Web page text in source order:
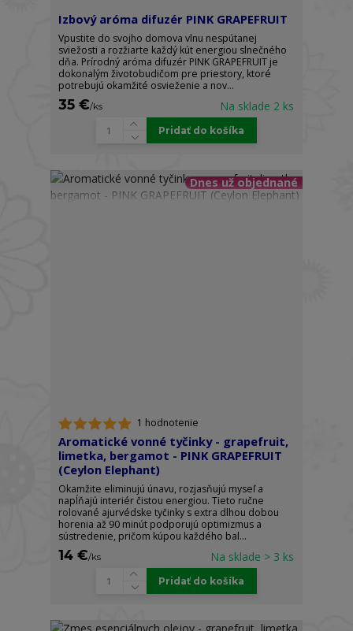
Izbový aróma difuzér PINK GRAPEFRUIT
Vpustite do svojho domova vlnu nespútanej
sviežosti a rozžiarte každý kút energiou slnečného
dňa. Prírodný aróma difuzér PINK GRAPEFRUIT je
dokonalým životobudičom pre priestory, ktoré
potrebujú okamžité osvieženie a nov...
35 €/ks Na sklade 2 ks
Pridať do košíka
Dnes už objednané
1 hodnotenie
Aromatické vonné tyčinky - grapefruit,
limetka, bergamot - PINK GRAPEFRUIT
(Ceylon Elephant)
Okamžite eliminujú únavu, rozjasňujú myseľ a
napĺňajú interiér čistou energiou. Tieto ručne
rolované ajurvédske tyčinky s extra dlhou dobou
horenia až 90 minút podporujú optimizmus a
sústredenie, pričom kúpou každého bal...
14 €/ks Na sklade > 3 ks
Pridať do košíka